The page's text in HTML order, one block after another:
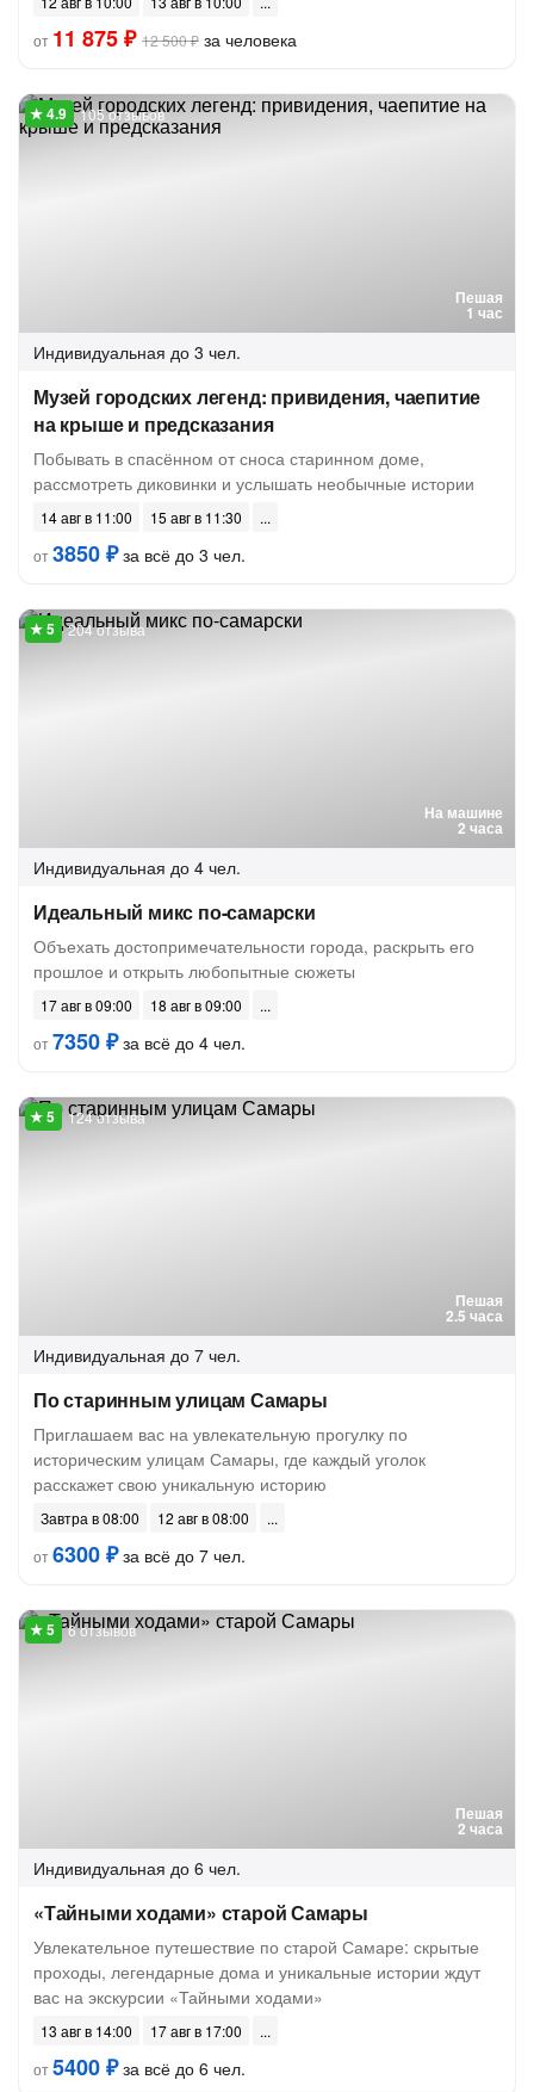
от 11 875 ₽ 12 500 ₽ за человека
Пешая
1 час
105 отзывов
Индивидуальная до 3 чел.
Музей городских легенд: привидения, чаепитие
на крыше и предсказания
Побывать в спасённом от сноса старинном доме,
рассмотреть диковинки и услышать необычные истории
14 авг в 11:00
15 авг в 11:30
от3850 ₽за всё до 3 чел.
На машине
2 часа
204 отзыва
Индивидуальная до 4 чел.
Идеальный микс по-самарски
Объехать достопримечательности города, раскрыть его
прошлое и открыть любопытные сюжеты
17 авг в 09:00
18 авг в 09:00
от7350 ₽за всё до 4 чел.
Пешая
2.5 часа
124 отзыва
Индивидуальная до 7 чел.
По старинным улицам Самары
Приглашаем вас на увлекательную прогулку по
историческим улицам Самары, где каждый уголок
расскажет свою уникальную историю
Завтра в 08:00
12 авг в 08:00
от6300 ₽за всё до 7 чел.
Пешая
2 часа
6 отзывов
Индивидуальная до 6 чел.
«Тайными ходами» старой Самары
Увлекательное путешествие по старой Самаре: скрытые
проходы, легендарные дома и уникальные истории ждут
вас на экскурсии «Тайными ходами»
13 авг в 14:00
17 авг в 17:00
от5400 ₽за всё до 6 чел.